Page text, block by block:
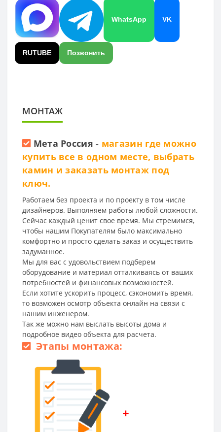
WhatsApp VK
RUTUBE Позвонить
МОНТАЖ
Мета Россия - магазин где можно
купить все в одном месте, выбрать
камин и заказать монтаж под
ключ.
Работаем без проекта и по проекту в том числе
дизайнеров. Выполняем работы любой сложности.
Сейчас каждый ценит свое время. Мы стремимся,
чтобы нашим Покупателям было максимально
комфортно и просто сделать заказ и осуществить
задуманное.
Мы для вас с удовольствием подберем
оборудование и материал отталкиваясь от ваших
потребностей и финансовых возможностей.
Если хотите ускорить процесс, сэкономить время,
то возможен осмотр объекта онлайн на связи с
нашим инженером.
Так же можно нам выслать высоты дома и
подробное видео объекта для расчета.
Этапы монтажа:
+